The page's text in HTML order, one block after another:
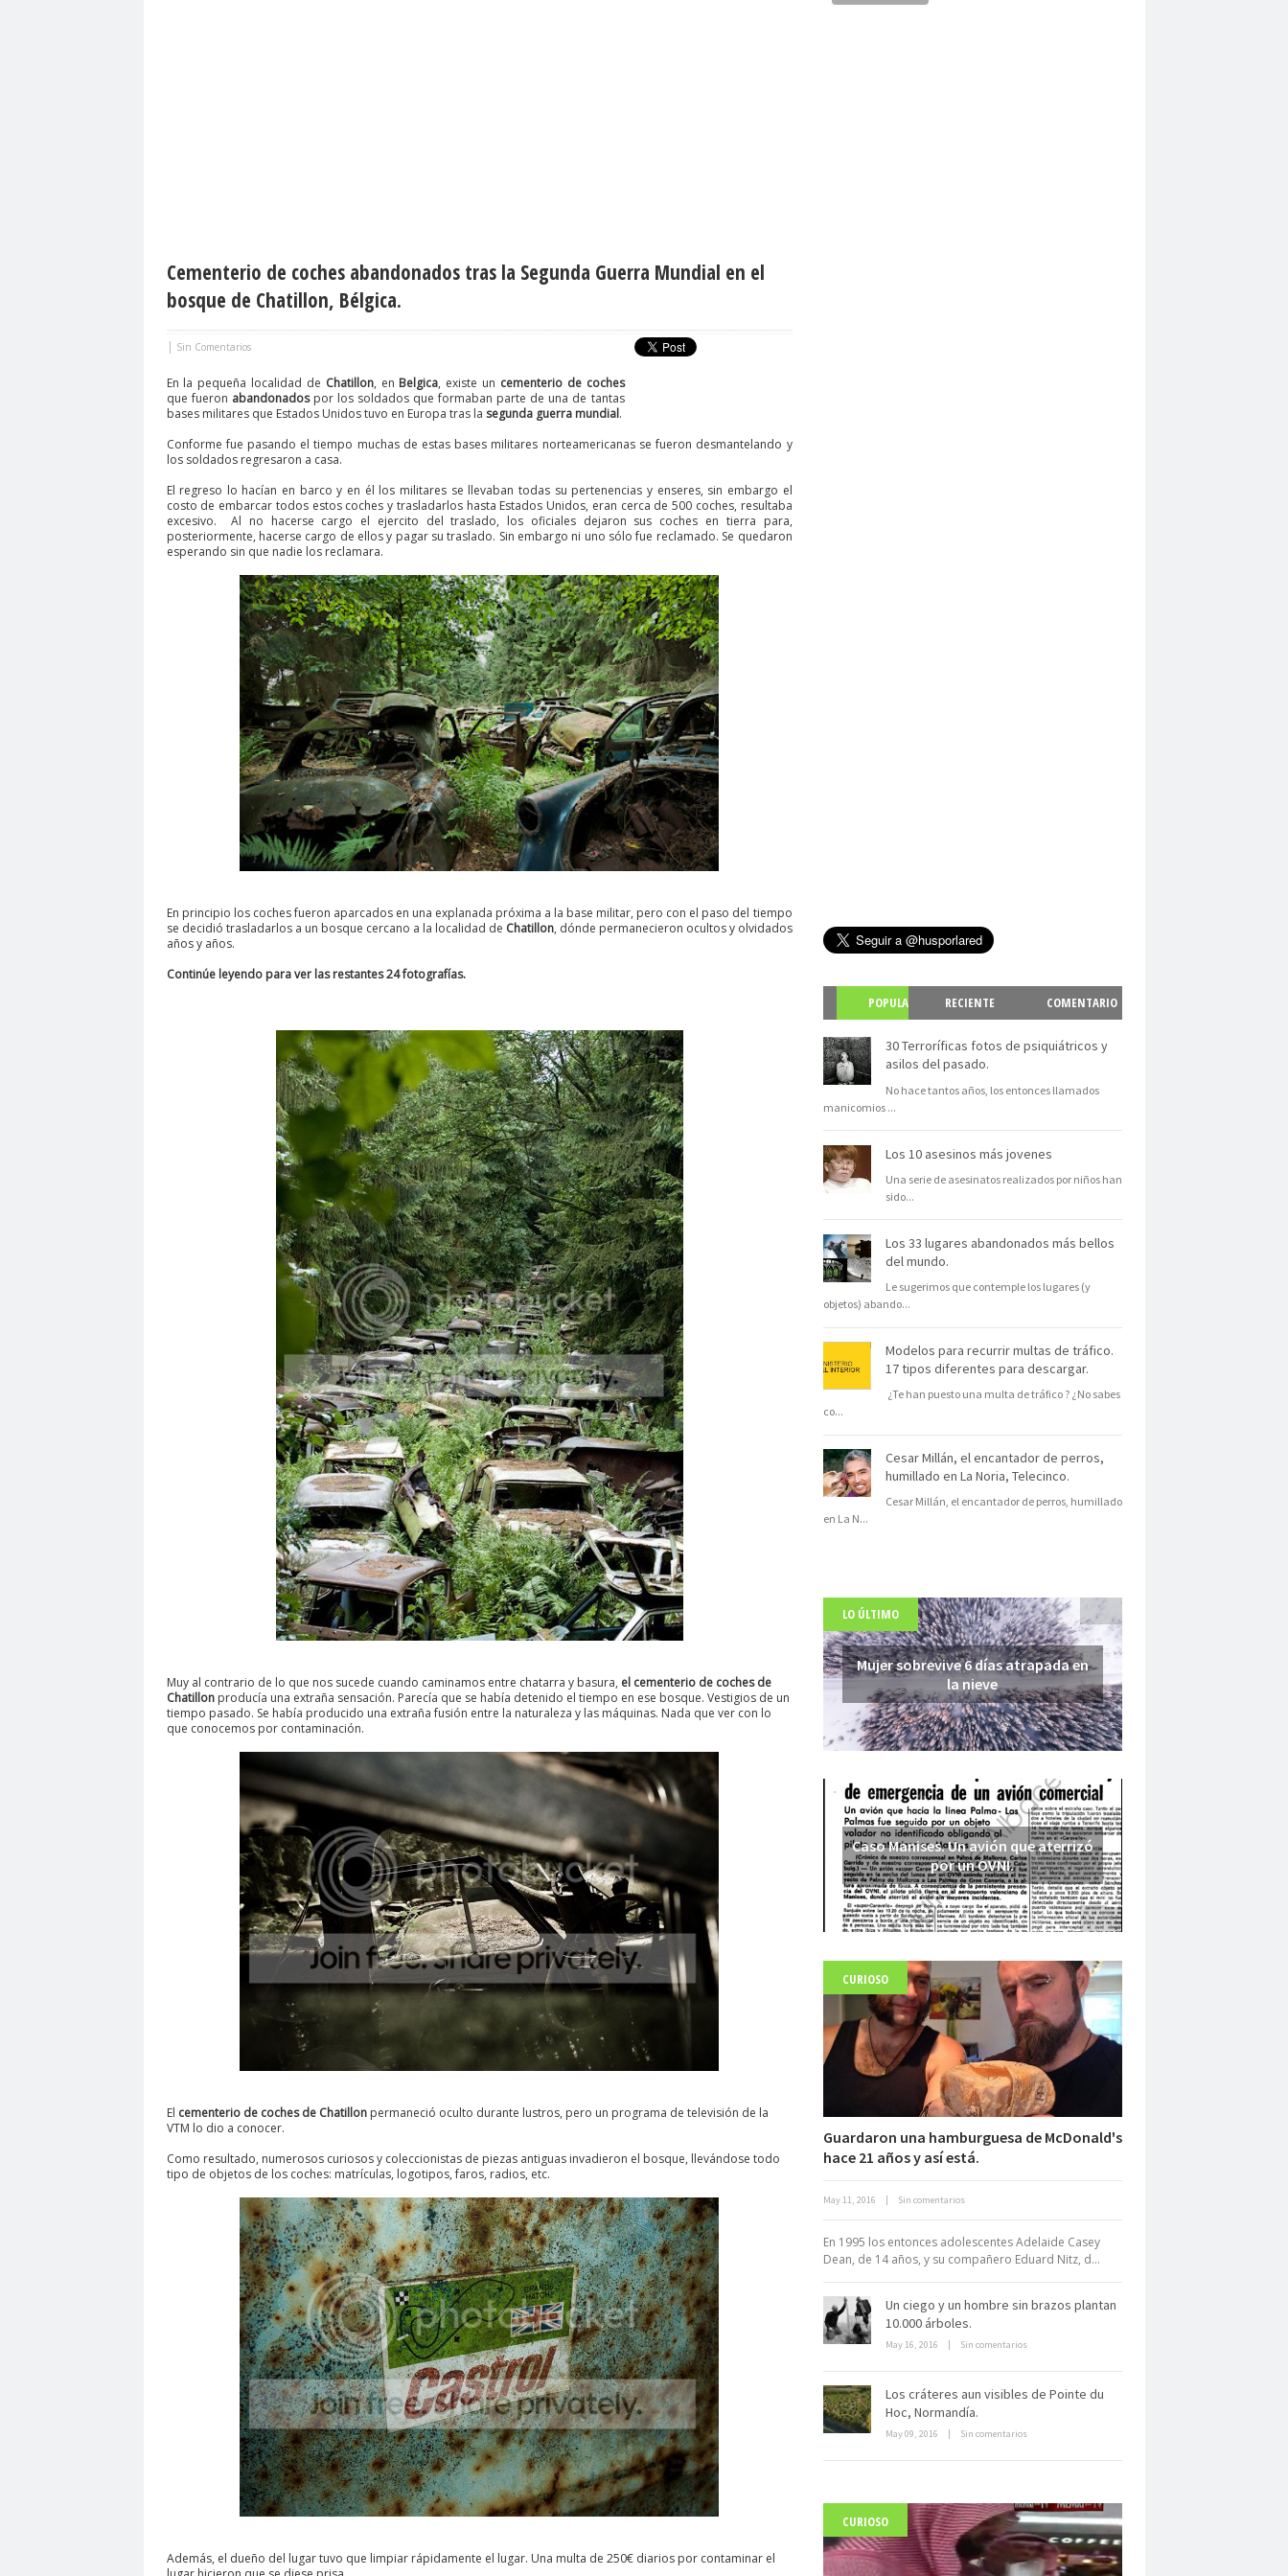
Cementerio de coches abandonados tras la Segunda Guerra Mundial en el
bosque de Chatillon, Bélgica.
| Sin Comentarios
En la pequeña localidad de Chatillon, en Belgica, existe un cementerio de coches
que fueron abandonadospor los soldados que formaban parte de una de tantas
bases militares que Estados Unidos tuvo en Europa tras la segunda guerra mundial.
Conforme fue pasando el tiempo muchas de estas bases militares norteamericanas se fueron desmantelando y
los soldados regresaron a casa.
El regreso lo hacían en barco y en él los militares se llevaban todas su pertenencias y enseres, sin embargo el
costo de embarcar todos estos coches y trasladarlos hasta Estados Unidos, eran cerca de 500 coches, resultaba
excesivo. Al no hacerse cargo el ejercito del traslado, los oficiales dejaron sus coches en tierra para,
posteriormente, hacerse cargo de ellos y pagar su traslado. Sin embargo ni uno sólo fue reclamado. Se quedaron
esperando sin que nadie los reclamara.
En principio los coches fueron aparcados en una explanada próxima a la base militar, pero con el paso del tiempo
se decidió trasladarlos a un bosque cercano a la localidad de Chatillon, dónde permanecieron ocultos y olvidados
años y años.
Continúe leyendo para ver las restantes 24 fotografías.
Muy al contrario de lo que nos sucede cuando caminamos entre chatarra y basura, el cementerio de coches de
Chatillonproducía una extraña sensación. Parecía que se había detenido el tiempo en ese bosque. Vestigios de un
tiempo pasado. Se había producido una extraña fusión entre la naturaleza y las máquinas. Nada que ver con lo
que conocemos por contaminación.
El cementerio de coches de Chatillonpermaneció oculto durante lustros, pero un programa de televisión de la
VTM lo dio a conocer.
Como resultado, numerosos curiosos y coleccionistas de piezas antiguas invadieron el bosque, llevándose todo
tipo de objetos de los coches: matrículas, logotipos, faros, radios, etc.
Además, el dueño del lugar tuvo que limpiar rápidamente el lugar. Una multa de 250€ diarios por contaminar el
POPULA
R
RECIENTE
COMENTARIO
S
30 Terroríficas fotos de psiquiátricos y
asilos del pasado.
No hace tantos años, los entonces llamados
manicomios ...
Los 10 asesinos más jovenes
Una serie de asesinatos realizados por niños han
sido...
Los 33 lugares abandonados más bellos
del mundo.
Le sugerimos que contemple los lugares (y
objetos) abando...
Modelos para recurrir multas de tráfico.
17 tipos diferentes para descargar.
¿Te han puesto una multa de tráfico ? ¿No sabes
co...
Cesar Millán, el encantador de perros,
humillado en La Noria, Telecinco.
Cesar Millán, el encantador de perros, humillado
en La N...
LO ÚLTIMO
Mujer sobrevive 6 días atrapada en
la nieve
Caso Manises. Un avión que aterrizó
por un OVNI.
Fuerte abandonado del siglo XIX
Neuromarketing: el uso de la
electrónico
Dentro de un manicomio
abandonado
Carlo Acutis, el beato incorrupto de
CURIOSO
Guardaron una hamburguesa de McDonald's
hace 21 años y así está.
May 11, 2016 | Sin comentarios
En 1995 los entonces adolescentes Adelaide Casey
Dean, de 14 años, y su compañero Eduard Nitz, d...
Un ciego y un hombre sin brazos plantan
10.000 árboles.
May 16, 2016 | Sin comentarios
Los cráteres aun visibles de Pointe du
Hoc, Normandía.
May 09, 2016 | Sin comentarios
CURIOSO